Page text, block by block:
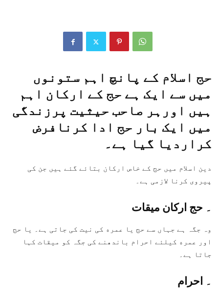
حج اسلام کے پانچ اہم ستونوں
میں سے ایک ہے حج کے ارکان اہم
ہیں اورہر صاحب حیثیت پرزندگی
میں ایک بار حج ادا کرنافرض
کرار دیا گیا ہے۔
دین اسلام میں حج کے خاص ارکان بتائے گئے ہیں جن کی
پیروی کرنا لازمی ہے۔
۔ حج ارکان میقات
وہ جگہ ہے جہاں سے حج‌ یا عمره‌ کی نیت کی جاتی ہے۔ یا حج‌
اور عمره‌ کیلئے احرام باندھنے کی جگہ کو میقات کہا
جاتا ہے۔
۔ احرام